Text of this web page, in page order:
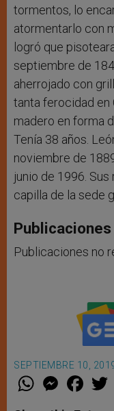
tormentos, lo
atormentarlo con
logró que
septiembre de
aherrojado con
tanta ferocidad en
madero en forma
Tenía 38 años.
noviembre de
junio de 1996.
capilla de la sede
Publicaciones no
SEPTIEMBRE 10,
W M
e
F
a